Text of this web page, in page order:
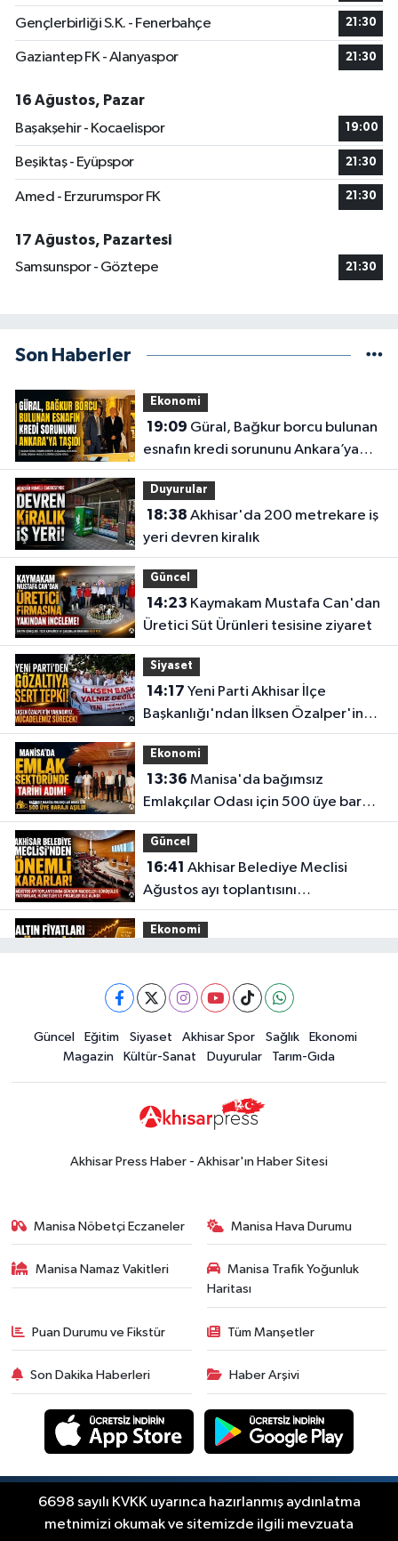
Gençlerbirliği S.K. - Fenerbahçe 21:30
Gaziantep FK - Alanyaspor 21:30
16 Ağustos, Pazar
Başakşehir - Kocaelispor
19:00
Beşiktaş - Eyüpspor 21:30
Amed - Erzurumspor FK 21:30
17 Ağustos, Pazartesi
Samsunspor - Göztepe
21:30
Son Haberler
Ekonomi
19:09
esnafın kredi sorununu Ankara’ya
taşıdı
Duyurular
18:38
yeri devren kiralık
Güncel
14:23
Üretici Süt Ürünleri tesisine ziyaret
Siyaset
14:17
Başkanlığı'ndan İlksen Özalper'in
gözaltına alınmasına tepki
Ekonomi
13:36
Emlakçılar Odası için 500 üye barajı
aşıldı
Güncel
16:41
Ağustos ayı toplantısını
gerçekleştirdi
Ekonomi
15:02Akhisar'da sıcak hava etkisini
sürdürüyor! İşte 5 günlük hava
Güncel
14:53
Çanakkale'nin tarihini yerinde
yaşadı
Yerel Haber
19:00Kadın ve Çocuk Giyimde Yeni
Dönem: Minik Terzi’den Anne-
Çocuk Stilini Tamamlayan
Koleksiyonlar
Güncel
18:57Akhisar'da Atatürk
Mahallesi'nde yine 6 saatlik elektrik
kesintisi
Güncel Eğitim Siyaset Akhisar Spor Sağlık
Ekonomi
Magazin
Kültür-Sanat Duyurular Tarım-Gıda
Akhisar Press Haber - Akhisar'ın Haber Sitesi
Manisa Nöbetçi Eczaneler Manisa Hava Durumu
Manisa Namaz Vakitleri
Manisa Trafik Yoğunluk
Haritası
Puan Durumu ve Fikstür Tüm Manşetler
Son Dakika Haberleri Haber Arşivi
RSS
Copyright © Akhisar Press Haber 2012-2026 Her
hakkı saklıdır.
6698 sayılı KVKK uyarınca hazırlanmış aydınlatma
metnimizi okumak ve sitemizde ilgili mevzuata